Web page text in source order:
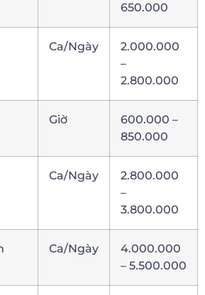
650.000
Ca/Ngày
2.000.000
–
2.800.000
Giờ
600.000 –
850.000
Ca/Ngày
2.800.000
–
3.800.000
Ca/Ngày
4.000.000
– 5.500.000